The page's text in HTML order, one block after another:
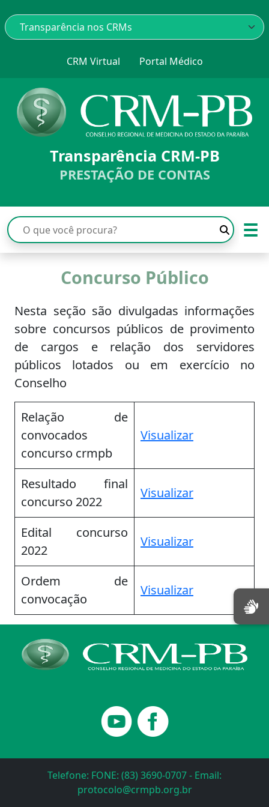
CRM Virtual Portal Médico
Transparência CRM-PB
PRESTAÇÃO DE CONTAS
☰
Concurso Público
Nesta seção são divulgadas informações
sobre concursos públicos de provimento
de cargos e relação dos servidores
públicos lotados ou em exercício no
Conselho
Relação de
convocados
concurso crmpb
Visualizar
Resultado final
concurso 2022
Visualizar
Edital concurso
2022
Visualizar
Ordem de
convocação
Visualizar
Telefone: FONE: (83) 3690-0707 - Email:
protocolo@crmpb.org.br